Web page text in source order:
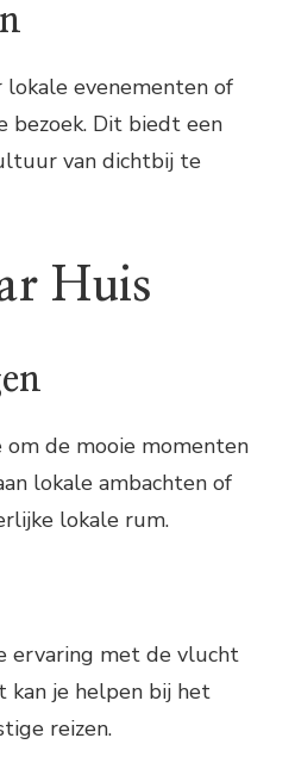
lokale evenementen of
bezoek. Dit biedt een
van dichtbij te
Huis
om de mooie momenten
lokale ambachten of
lokale rum.
ervaring met de vlucht
kan je helpen bij het
reizen.